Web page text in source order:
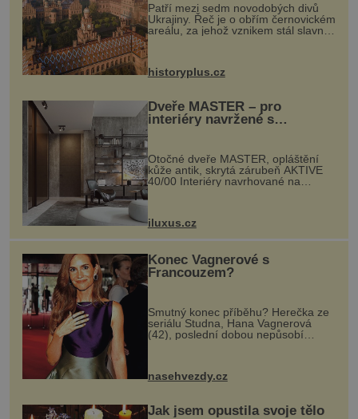
Patří mezi sedm novodobých divů
Ukrajiny. Řeč je o obřím černovickém
areálu, za jehož vznikem stál slavný
český architekt Josef Hlávka. Ten si
na něm dal mimořádně záležet. Jeho
historyplus.cz
Dveře MASTER – pro
interiéry navržené s
rozumem i vášní!
Otočné dveře MASTER, opláštění
kůže antik, skrytá zárubeň AKTIVE
40/00 Interiéry navrhované na
zakázku často vyžadují atypické
rozměry nejen nábytku, ale i
dnes umož...
iluxus.cz
Konec Vagnerové s
Francouzem?
Smutný konec příběhu? Herečka ze
seriálu Studna, Hana Vagnerová
(42), poslední dobou nepůsobí
nasehvezdy.cz
Jak jsem opustila svoje tělo